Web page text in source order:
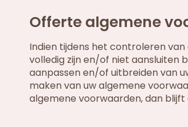
Offerte algemene
Indien tijdens het controleren
volledig zijn en/of niet aansluiten
aanpassen en/of uitbreiden van
maken van uw algemene
algemene voorwaarden, dan